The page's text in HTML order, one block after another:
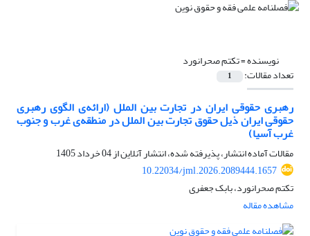
نویسنده =تکتم صحرانورد
تعداد مقالات: 1
رهبری حقوقی ایران در تجارت بین الملل (ارائه‌ی الگوی رهبری
حقوقی ایران ذیل حقوق تجارت بین الملل در منطقه‌ی غرب و جنوب
غرب آسیا)
مقالات آماده انتشار، پذیرفته شده، انتشار آنلاین از04 خرداد 1405
10.22034/jml.2026.2089444.1657
تکتم صحرانورد، بابک جعفری
مشاهده مقاله